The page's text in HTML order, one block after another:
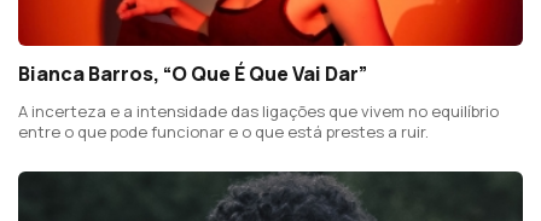
Bianca Barros, “O Que É Que Vai Dar”
A incerteza e a intensidade das ligações que vivem no equilíbrio
entre o que pode funcionar e o que está prestes a ruir.